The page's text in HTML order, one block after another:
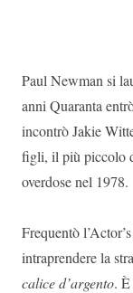
Paul Newman si
anni Quaranta
incontrò Jakie
figli, il più piccolo
overdose nel 1978.
Frequentò
intraprendere la
calice d’argento.